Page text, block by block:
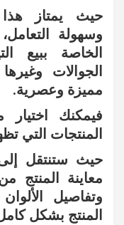
حيث يمتاز
وسهولة
الخاصة ببيع
الجوالات
مميزة وعصرية.
فيمكنك
المنتجات التي
حيث ستنتقل إلى
معاينة المنتج
وتفاصيل
المنتج بشكل